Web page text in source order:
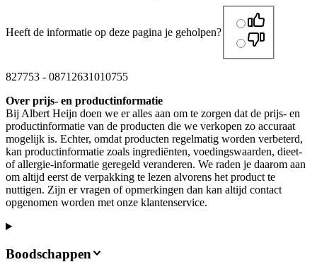
Heeft de informatie op deze pagina je geholpen?
827753 - 08712631010755
Over prijs- en productinformatie
Bij Albert Heijn doen we er alles aan om te zorgen dat de prijs- en
productinformatie van de producten die we verkopen zo accuraat
mogelijk is. Echter, omdat producten regelmatig worden verbeterd,
kan productinformatie zoals ingrediënten, voedingswaarden, dieet-
of allergie-informatie geregeld veranderen. We raden je daarom aan
om altijd eerst de verpakking te lezen alvorens het product te
nuttigen. Zijn er vragen of opmerkingen dan kan altijd contact
opgenomen worden met onze klantenservice.
Boodschappen